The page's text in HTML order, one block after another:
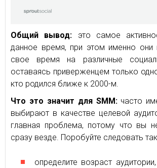
Общий вывод: это самое
данное время, при этом именно они
свое время на различные
оставаясь приверженцем только
кто родился ближе к 2000-м.
Что это значит для SMM: часто
выбирают в качестве целевой
главная проблема, потому что вы
сразу везде. Поробуйте следовать
определите возраст